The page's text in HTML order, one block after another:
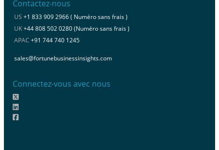
Contactez-nous
US +1 833 909 2966 ( Numéro sans frais )
UK+44 808 502 0280 (Numéro sans frais )
APAC +91 744 740 1245
sales@fortunebusinessinsights.com
Connectez-vous avec nous